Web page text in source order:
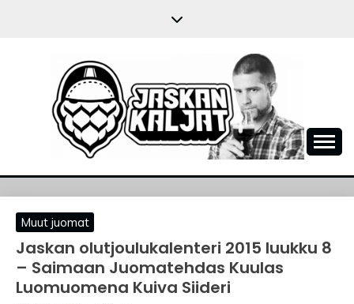
JASKANKALJAT
Muut juomat
Jaskan olutjoulukalenteri 2015 luukku 8
– Saimaan Juomatehdas Kuulas
Luomuomena Kuiva Siideri